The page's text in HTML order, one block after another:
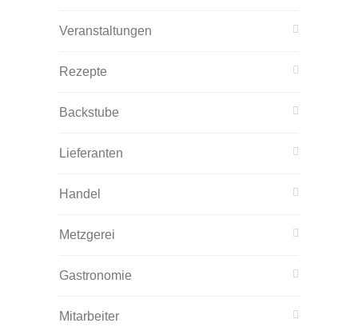
Veranstaltungen
Rezepte
Backstube
Lieferanten
Handel
Metzgerei
Gastronomie
Mitarbeiter